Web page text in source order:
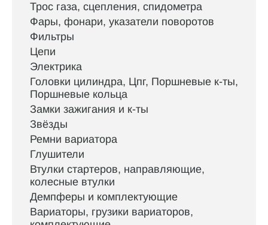
Трос газа, сцепления, спидометра
Фары, фонари, указатели поворотов
Фильтры
Цепи
Электрика
Головки цилиндра, Цпг, Поршневые к-ты,
Поршневые кольца
Замки зажигания и к-ты
Звёзды
Ремни вариатора
Глушители
Втулки стартеров, направляющие,
колесные втулки
Демпферы и комплектующие
Вариаторы, грузики вариаторов,